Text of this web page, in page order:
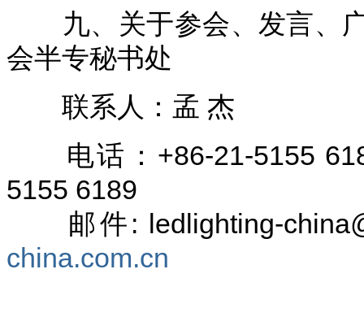
九、关于参会、发言、广
会半专秘书处
联系人：孟 杰
电话：+86-21-5155
5155 6189
邮件: ledlighting-
china.com.cn